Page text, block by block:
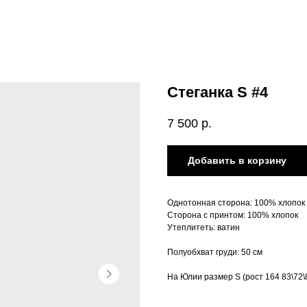
Стеганка S #4
7 500 р.
Добавить в корзину
Однотонная сторона: 100% хлопок
Сторона с принтом: 100% хлопок
Утеплитеть: ватин
Полуобхват груди: 50 см
На Юлии размер S (рост 164